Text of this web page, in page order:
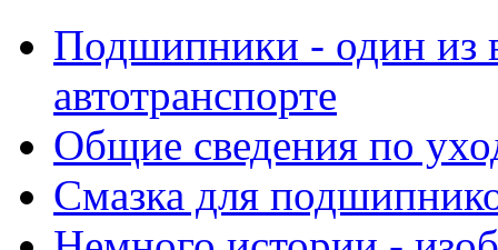
Подшипники - один из
автотранспорте
Общие сведения по
Смазка для